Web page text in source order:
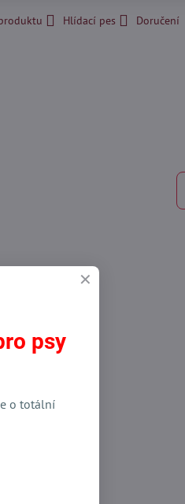
Hlídací pes Doručení
psy
o totální